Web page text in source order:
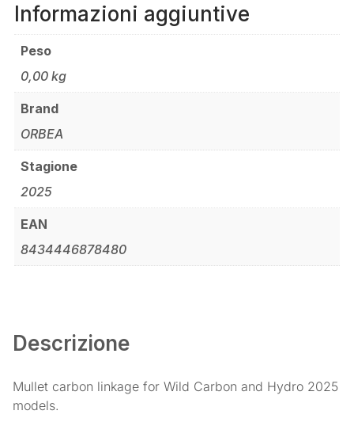
Informazioni aggiuntive
Peso
0,00 kg
Brand
ORBEA
Stagione
2025
EAN
8434446878480
Descrizione
Mullet carbon linkage for Wild Carbon and Hydro 2025
models.